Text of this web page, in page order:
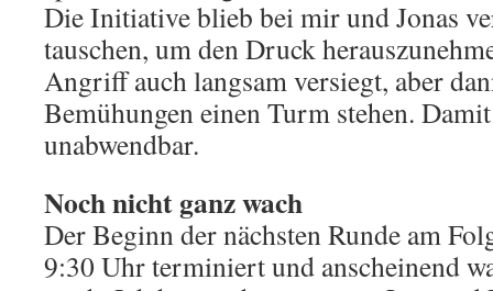
Die Initiative blieb bei mir und Jonas
tauschen, um den Druck
Angriff auch langsam versiegt, aber
Bemühungen einen Turm stehen.
unabwendbar.
Noch nicht ganz wach
Der Beginn der nächsten Runde am
9:30 Uhr terminiert und anscheinend